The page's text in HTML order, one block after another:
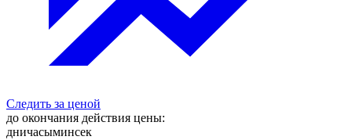
Следить за ценой
до окончания действия цены:
дничасыминсек